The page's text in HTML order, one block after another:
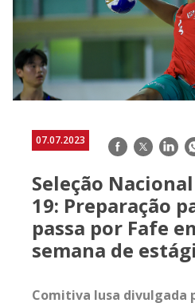
07.07.2023 Facebook
Twitter
Seleção
19: Preparação
passa por Fafe
semana de
Comitiva lusa divulgada